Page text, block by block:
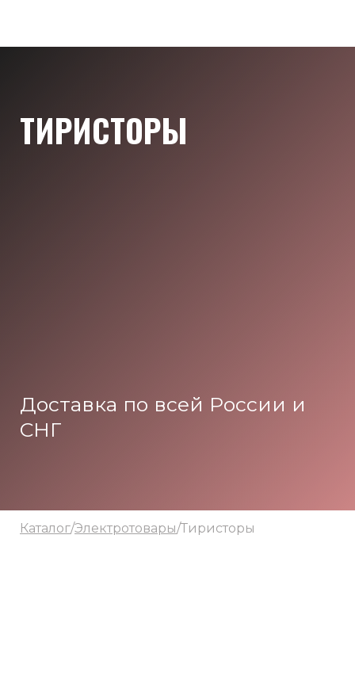
ТИРИСТОРЫ
Доставка по всей России и
СНГ
Каталог/Электротовары/Тиристоры